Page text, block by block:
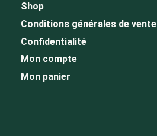
Shop
Conditions générales de vente
Confidentialité
Mon compte
Mon panier